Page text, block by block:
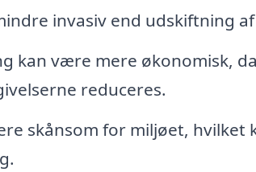
invasiv end udskiftning
kan være mere økonomisk,
reduceres.
skånsom for miljøet, hvilket